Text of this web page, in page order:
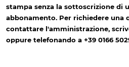
stampa senza la sottoscrizione di
abbonamento. Per richiedere una
contattare l'amministrazione,
oppure telefonando a +39 0166